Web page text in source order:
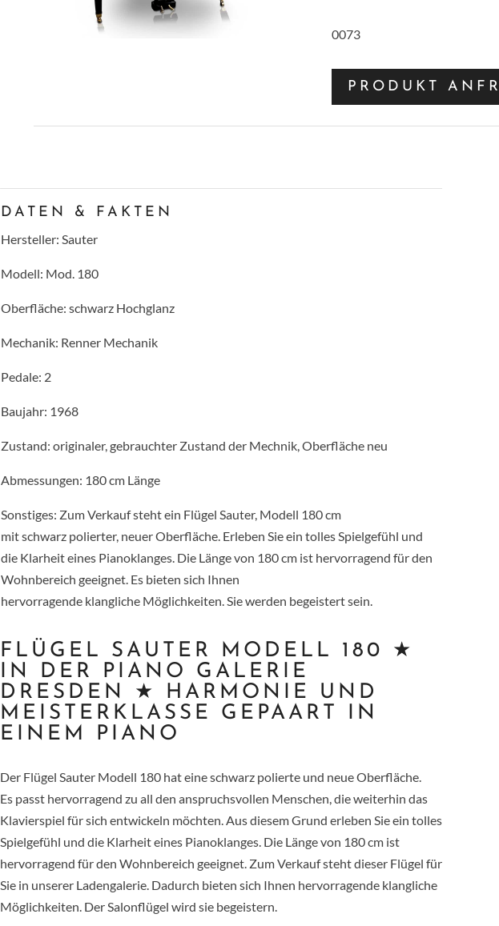
0073
PRODUKT
DATEN & FAKTEN
Hersteller: Sauter
Modell: Mod. 180
Oberfläche: schwarz Hochglanz
Mechanik: Renner Mechanik
Pedale: 2
Baujahr: 1968
Zustand: originaler, gebrauchter Zustand der Mechnik, Oberfläche neu
Abmessungen: 180 cm Länge
Sonstiges: Zum Verkauf steht ein Flügel Sauter, Modell 180 cm
mit schwarz polierter, neuer Oberfläche. Erleben Sie ein tolles Spielgefühl und
die Klarheit eines Pianoklanges. Die Länge von 180 cm ist hervorragend für den
Wohnbereich geeignet. Es bieten sich Ihnen
hervorragende klangliche Möglichkeiten. Sie werden begeistert sein.
FLÜGEL SAUTER MODELL 180 ★
IN DER PIANO GALERIE
DRESDEN ★ HARMONIE UND
MEISTERKLASSE GEPAART IN
EINEM PIANO
Der Flügel Sauter Modell 180 hat eine schwarz polierte und neue Oberfläche.
Es passt hervorragend zu all den anspruchsvollen Menschen, die weiterhin das
Klavierspiel für sich entwickeln möchten. Aus diesem Grund erleben Sie ein tolles
Spielgefühl und die Klarheit eines Pianoklanges. Die Länge von 180 cm ist
hervorragend für den Wohnbereich geeignet. Zum Verkauf steht dieser Flügel für
Sie in unserer Ladengalerie. Dadurch bieten sich Ihnen hervorragende klangliche
Möglichkeiten. Der Salonflügel wird sie begeistern.